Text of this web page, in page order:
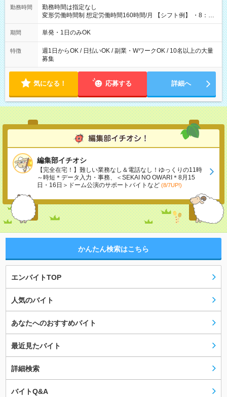
勤務時間
勤務時間は指定なし
変形労働時間制 想定労働時間160時間/月 【シフト例】 ・8：00
～21：00
期間 単発・1日のみOK
特徴
週1日からOK / 日払いOK / 副業・WワークOK / 10名以上の大量
募集
気になる！ 応募する 詳細へ
編集部イチオシ
【完全在宅！】難しい業務なし＆電話なし！ゆっくりの11時
～時短＊データ入力・事務、＜SEKAI NO OWARI＊8月15
日・16日＞ドーム公演のサポートバイトなど (8/7UP!)
かんたん検索はこちら
エンバイトTOP
人気のバイト
あなたへのおすすめバイト
最近見たバイト
詳細検索
バイトQ&A